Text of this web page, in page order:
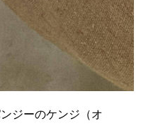
ジーのケンジ（オ